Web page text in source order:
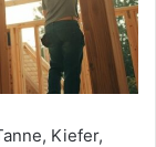
Kiefer,